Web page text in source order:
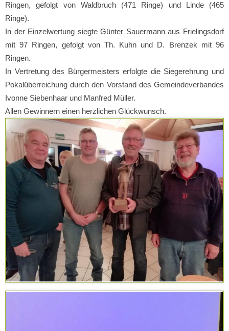
Ringen, gefolgt von Waldbruch (471 Ringe) und Linde (465
Ringe).
In der Einzelwertung siegte Günter Sauermann aus Frielingsdorf
mit 97 Ringen, gefolgt von Th. Kuhn und D. Brenzek mit 96
Ringen.
In Vertretung des Bürgermeisters erfolgte die Siegerehrung und
Pokalüberreichung durch den Vorstand des Gemeindeverbandes
Ivonne Siebenhaar und Manfred Müller.
Allen Gewinnern einen herzlichen Glückwunsch.